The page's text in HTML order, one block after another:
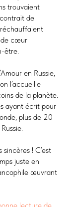
trouvaient
de
de cœur
être.
en Russie,
l’accueille
de la planète.
ayant écrit pour
plus de 20
! C’est
juste en
œuvrant